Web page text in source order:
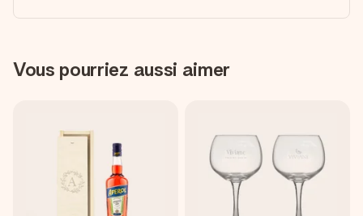
Vous pourriez aussi aimer